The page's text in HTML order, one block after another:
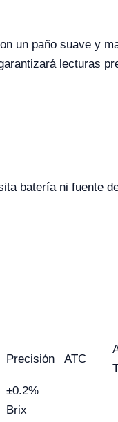
un paño suave y
lecturas
batería ni fuente
Precisión ATC
±0.2%
Brix